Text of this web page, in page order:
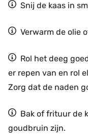
Snij de kaas in
Verwarm de olie
Rol het deeg
er repen van en rol
Zorg dat de naden
Bak of frituur de
goudbruin zijn.